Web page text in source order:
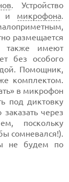
. Устройство
и микрофона.
размещается
также имеют
без особого
Помощник,
комплектом.
в микрофон
под диктовку
через
поскольку
сомневался!).
не будем по